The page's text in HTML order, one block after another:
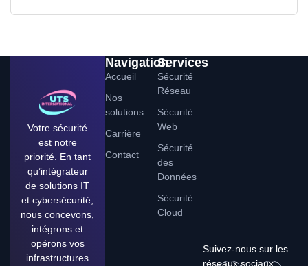
Votre sécurité
est notre
priorité. En tant
qu’intégrateur
de solutions IT
et cybersécurité,
nous concevons,
intégrons et
opérons vos
infrastructures
Navigation
Accueil
Nos
solutions
Carrière
Contact
Services
Sécurité
Réseau
Sécurité
Web
Sécurité
des
Données
Sécurité
Cloud
Suivez-nous sur les
réseaux sociaux :